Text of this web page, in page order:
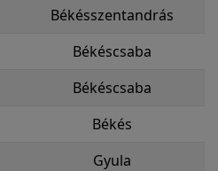
Békésszentandrás
Békéscsaba
Békéscsaba
Békés
Gyula